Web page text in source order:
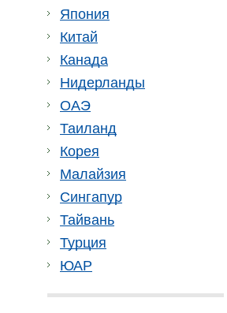
Япония
Китай
Канада
Нидерланды
ОАЭ
Таиланд
Корея
Малайзия
Сингапур
Тайвань
Турция
ЮАР